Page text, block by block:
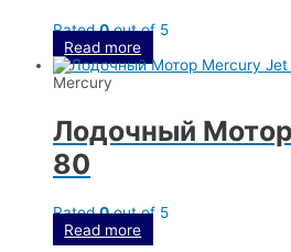
Rated0out of 5
Read more
Mercury
Лодочный
80
Rated0out of 5
Read more